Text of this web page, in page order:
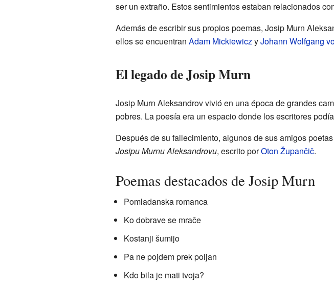
ser un extraño. Estos sentimientos estaban relacionados
Además de escribir sus propios poemas, Josip Murn
ellos se encuentran Adam MickiewiczyJohann Wolfgang
El legado de Josip Murn
Josip Murn Aleksandrov vivió en una época de grandes
pobres. La poesía era un espacio donde los escritores
Después de su fallecimiento, algunos de sus amigos
Josipu Murnu Aleksandrovu, escrito porOton Župančič.
Poemas destacados de Josip Murn
Pomladanska romanca
Ko dobrave se mrače
Kostanji šumijo
Pa ne pojdem prek poljan
Kdo bila je mati tvoja?